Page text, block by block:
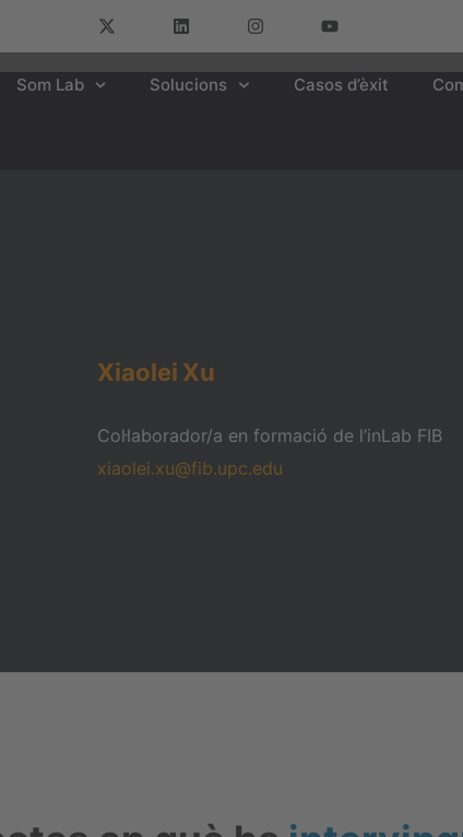
Som Lab Solucions Casos d’èxit
Xiaolei Xu
Col·laborador/a en formació de l’inLab FIB
xiaolei.xu@fib.upc.edu